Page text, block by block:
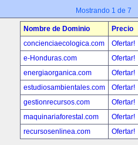
Mostrando 1 de 7
Nombre de Dominio
Precio
concienciaecologica.com
Ofertar!
e-Honduras.com
Ofertar!
energiaorganica.com
Ofertar!
estudiosambientales.com
Ofertar!
gestionrecursos.com
Ofertar!
maquinariaforestal.com
Ofertar!
recursosenlinea.com
Ofertar!